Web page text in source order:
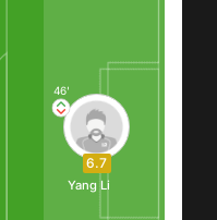
6.7
46'
Yang Li